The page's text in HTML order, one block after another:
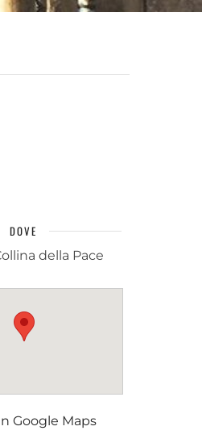
DOVE
della Pace
Google Maps